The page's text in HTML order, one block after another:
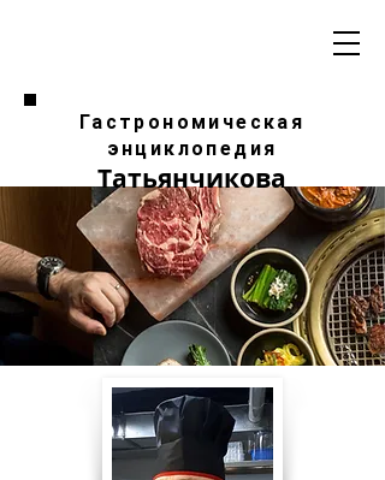
Гастрономическая
энциклопедия
Татьянчикова